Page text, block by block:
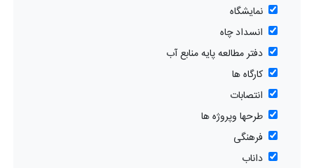
نمایشگاه
انسداد چاه
دفتر مطالعه پایه منابع آب
کارگاه ها
انتصابات
طرحها وپروژه ها
فرهنگی
داناب